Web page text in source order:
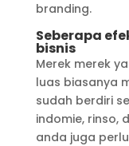
branding.
Seberapa
bisnis
Merek merek
luas biasanya
sudah berdiri
indomie, rinso,
anda juga